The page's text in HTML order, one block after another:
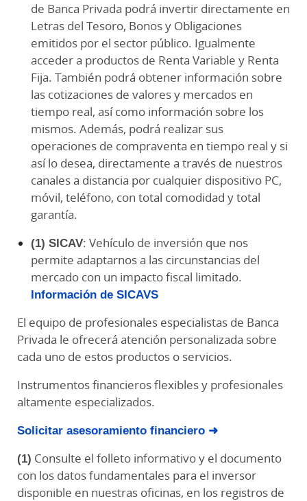
de Banca Privada podrá invertir directamente en
Letras del Tesoro, Bonos y Obligaciones
emitidos por el sector público. Igualmente
acceder a productos de Renta Variable y Renta
Fija. También podrá obtener información sobre
las cotizaciones de valores y mercados en
tiempo real, así como información sobre los
mismos. Además, podrá realizar sus
operaciones de compraventa en tiempo real y si
así lo desea, directamente a través de nuestros
canales a distancia por cualquier dispositivo PC,
móvil, teléfono, con total comodidad y total
garantía.
(1) SICAV: Vehículo de inversión que nos
permite adaptarnos a las circunstancias del
mercado con un impacto fiscal limitado.
Información de SICAVS
El equipo de profesionales especialistas de Banca
Privada le ofrecerá atención personalizada sobre
cada uno de estos productos o servicios.
Instrumentos financieros flexibles y profesionales
altamente especializados.
Solicitar asesoramiento financiero ➜
(1) Consulte el folleto informativo y el documento
con los datos fundamentales para el inversor
disponible en nuestras oficinas, en los registros de